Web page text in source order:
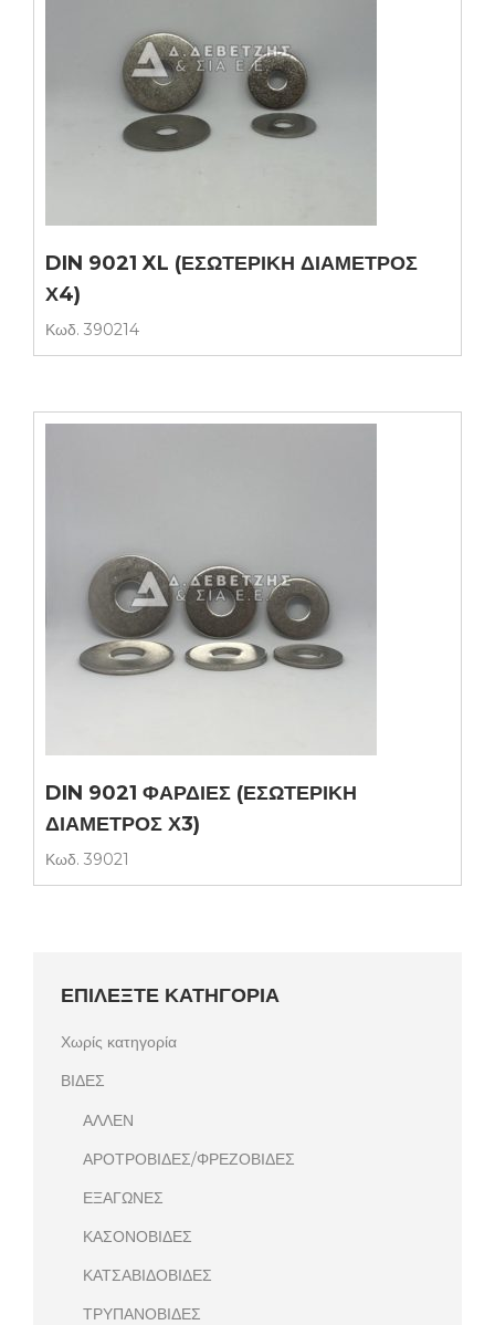
DIN 9021 XL (ΕΣΩΤΕΡΙΚΗ ΔΙΑΜΕΤΡΟΣ
Χ4)
Κωδ. 390214
DIN 9021 ΦΑΡΔΙΕΣ (ΕΣΩΤΕΡΙΚΗ
ΔΙΑΜΕΤΡΟΣ Χ3)
Κωδ. 39021
ΕΠΙΛΕΞΤΕ ΚΑΤΗΓΟΡΙΑ
Χωρίς κατηγορία
ΒΙΔΕΣ
ΑΛΛΕΝ
ΑΡΟΤΡΟΒΙΔΕΣ/ΦΡΕΖΟΒΙΔΕΣ
ΕΞΑΓΩΝΕΣ
ΚΑΣΟΝΟΒΙΔΕΣ
ΚΑΤΣΑΒΙΔΟΒΙΔΕΣ
ΤΡΥΠΑΝΟΒΙΔΕΣ